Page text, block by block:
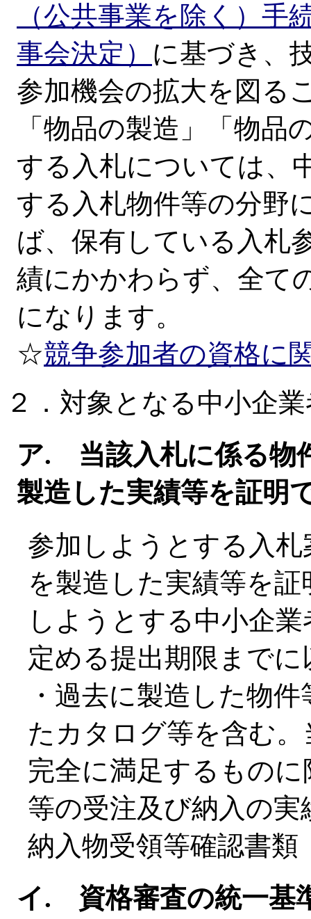
（公共事業を除く）手
事会決定） に基づき、
参加機会の拡大を図る
「物品の製造」「物品
する入札については、
する入札物件等の分野
ば、保有している入札
績にかかわらず、全て
になります。
☆競争参加者の資格に
２．対象となる中小企
ア. 当該入札に係る物
製造した実績等を証明
参加しようとする入
を製造した実績等を
しようとする中小企
定める提出期限まで
・過去に製造した物
たカタログ等を含む
完全に満足するもの
等の受注及び納入の
納入物受領等確認書類
イ. 資格審査の統一基